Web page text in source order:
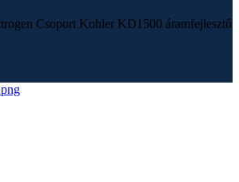
Csoport Kohler KD1500 áramfejlesztő